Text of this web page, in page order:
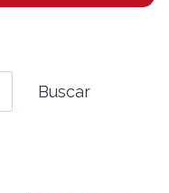
Buscar